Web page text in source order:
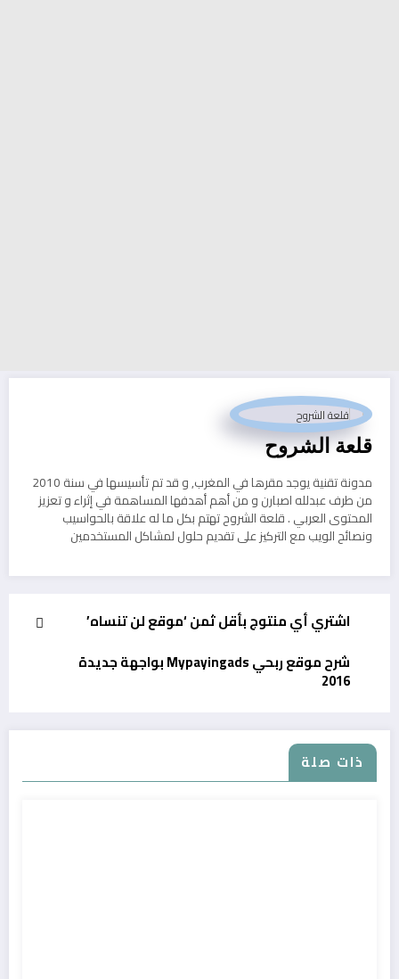
قلعة الشروح
مدونة تقنية يوجد مقرها في المغرب, و قد تم تأسيسها في سنة 2010
من طرف عبدلله اصبارن و من أهم أهدفها المساهمة في إثراء و تعزيز
المحتوى العربي . قلعة الشروح تهتم بكل ما له علاقة بالحواسيب
ونصائح الويب مع التركيز على تقديم حلول لمشاكل المستخدمين
اشتري أي منتوج بأقل ثمن ‘موقع لن تنساه’
شرح موقع ربحي Mypayingads بواجهة جديدة
2016
ذات صلة